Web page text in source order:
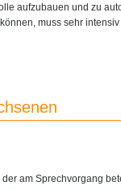
aufzubauen und zu
muss sehr
am Sprechvorgang